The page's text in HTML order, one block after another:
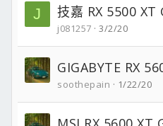
J 技嘉 RX 5500 XT
j081257 3/2/20
GIGABYTE RX
soothepain 1/22/20